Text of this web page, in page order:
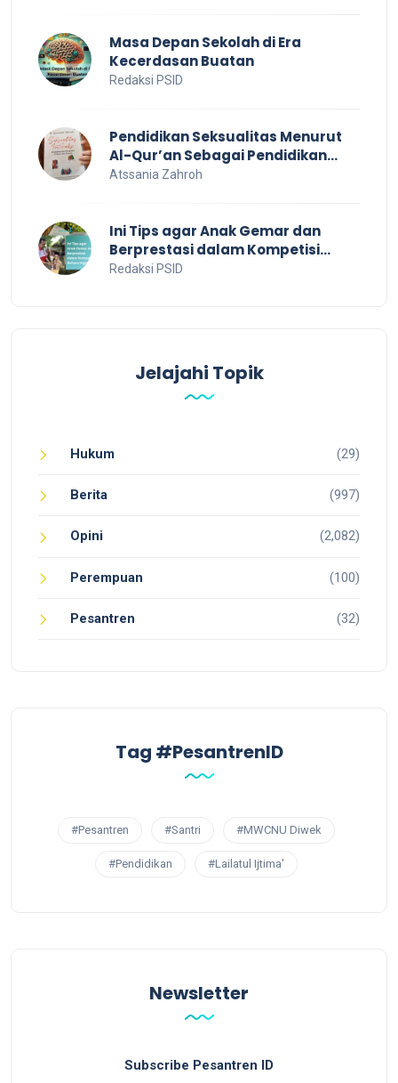
Masa Depan Sekolah di Era
Kecerdasan Buatan
Redaksi PSID
Pendidikan Seksualitas Menurut
Al-Qur’an Sebagai Pendidikan
Dalam Keluarga
Atssania Zahroh
Ini Tips agar Anak Gemar dan
Berprestasi dalam Kompetisi
Bahasa Inggris
Redaksi PSID
Jelajahi Topik
Hukum (29)
Berita (997)
Opini (2,082)
Perempuan (100)
Pesantren (32)
Tag #PesantrenID
#Pesantren #Santri #MWCNU Diwek
#Pendidikan #Lailatul Ijtima'
Newsletter
Subscribe Pesantren ID